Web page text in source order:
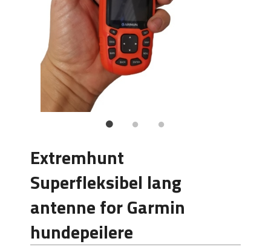
Extremhunt
Superfleksibel lang
antenne for Garmin
hundepeilere